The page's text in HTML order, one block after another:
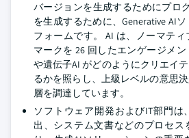
バージョンを生成するためにプロ
を生成するために、Generative AI
フォームです。 AI は、ノーマテ
マークを 26 回したエンゲージメ
や遺伝子AI がどのようにクリエイ
るかを照らし、上級レベルの意思
層を調達しています。
ソフトウェア開発およびIT部門は
出、システム文書などのプロセス